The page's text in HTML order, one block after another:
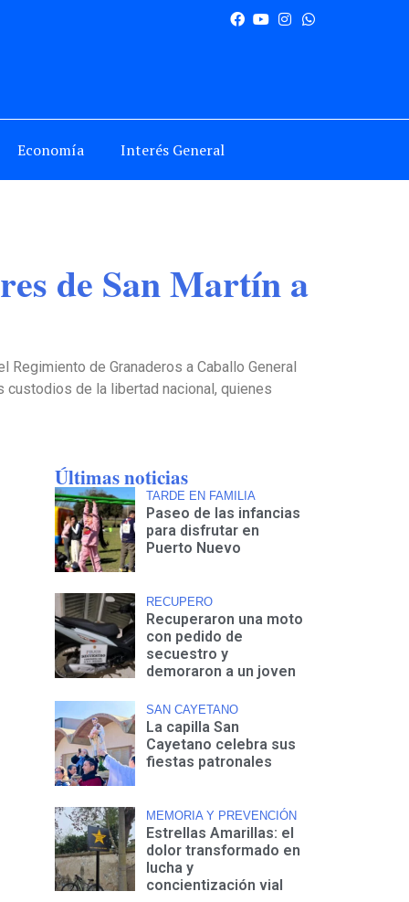
Economía Interés General
de San Martín a
de Granaderos a Caballo General
custodios de la libertad nacional, quienes
Últimas noticias
TARDE EN FAMILIA
Paseo de las infancias
para disfrutar en
Puerto Nuevo
RECUPERO
Recuperaron una moto
con pedido de
secuestro y
demoraron a un joven
SAN CAYETANO
La capilla San
Cayetano celebra sus
fiestas patronales
MEMORIA Y PREVENCIÓN
Estrellas Amarillas: el
dolor transformado en
lucha y
concientización vial